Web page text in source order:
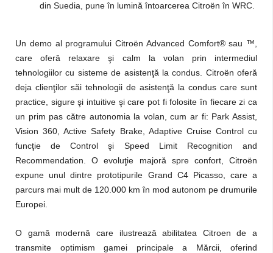
din Suedia, pune în lumină întoarcerea Citroën în WRC.
Un demo al programului Citroën Advanced Comfort® sau ™,
care oferă relaxare şi calm la volan prin intermediul
tehnologiilor cu sisteme de asistenţă la condus. Citroën oferă
deja clienţilor săi tehnologii de asistenţă la condus care sunt
practice, sigure şi intuitive şi care pot fi folosite în fiecare zi ca
un prim pas către autonomia la volan, cum ar fi: Park Assist,
Vision 360, Active Safety Brake, Adaptive Cruise Control cu
funcţie de Control şi Speed Limit Recognition and
Recommendation. O evoluţie majoră spre confort, Citroën
expune unul dintre prototipurile Grand C4 Picasso, care a
parcurs mai mult de 120.000 km în mod autonom pe drumurile
Europei.
O gamă modernă care ilustrează abilitatea Citroen de a
transmite optimism gamei principale a Mărcii, oferind